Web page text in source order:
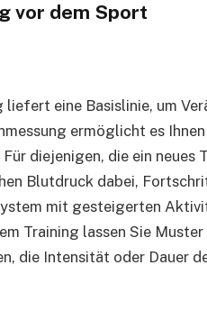
vor dem Sport
eine Basislinie, um
ermöglicht es
diejenigen, die ein neues
Blutdruck dabei,
mit gesteigerten
Training lassen Sie
die Intensität oder Dauer